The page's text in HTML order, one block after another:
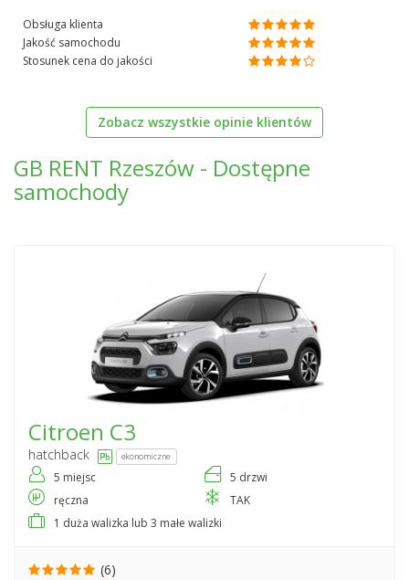
Obsługa klienta
Jakość samochodu
Stosunek cena do jakości
Zobacz wszystkie opinie klientów
GB RENT Rzeszów - Dostępne
samochody
Citroen C3
hatchback ekonomiczne
5 miejsc
5 drzwi
ręczna
TAK
1 duża walizka lub 3 małe walizki
(6)